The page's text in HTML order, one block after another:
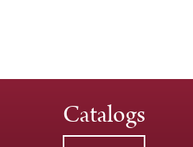
Catalogs